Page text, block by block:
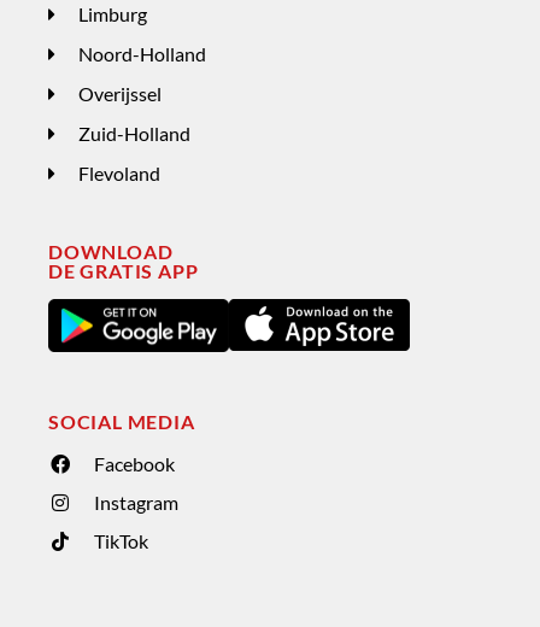
Limburg
Noord-Holland
Overijssel
Zuid-Holland
Flevoland
DOWNLOAD
DE GRATIS APP
SOCIAL MEDIA
Facebook
Instagram
TikTok